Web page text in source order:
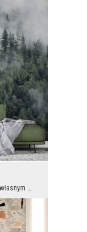
Zatrzymaj ulotny moment ciszy i spokoju we własnym wnętrzu. Fototapeta z widokiem na gęsty las sk...